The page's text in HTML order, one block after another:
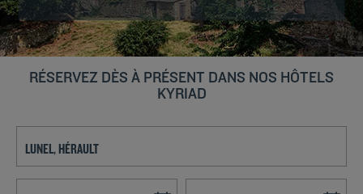
RÉSERVEZ DÈS À PRÉSENT DANS NOS HÔTELS
KYRIAD